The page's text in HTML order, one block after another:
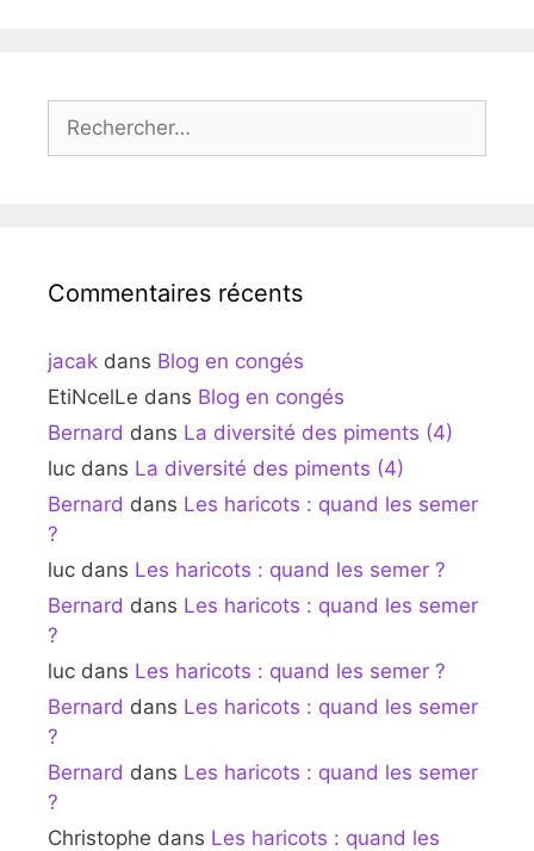
Commentaires récents
jacak dans Blog en congés
EtiNcelLe dans Blog en congés
Bernard dans La diversité des piments (4)
luc dans La diversité des piments (4)
Bernard dans Les haricots : quand les semer
?
luc dans Les haricots : quand les semer ?
Bernard dans Les haricots : quand les semer
?
luc dans Les haricots : quand les semer ?
Bernard dans Les haricots : quand les semer
?
Bernard dans Les haricots : quand les semer
?
Christophe dans Les haricots : quand les